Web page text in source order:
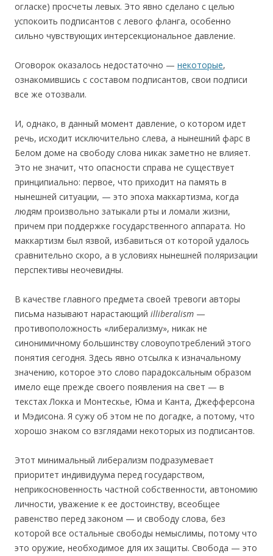
огласке) просчеты левых. Это явно сделано с целью
успокоить подписантов с левого фланга, особенно
сильно чувствующих интерсекциональное давление.
Оговорок оказалось недостаточно — некоторые,
ознакомившись с составом подписантов, свои подписи
все же отозвали.
И, однако, в данный момент давление, о котором идет
речь, исходит исключительно слева, а нынешний фарс в
Белом доме на свободу слова никак заметно не влияет.
Это не значит, что опасности справа не существует
принципиально: первое, что приходит на память в
нынешней ситуации, — это эпоха маккартизма, когда
людям произвольно затыкали рты и ломали жизни,
причем при поддержке государственного аппарата. Но
маккартизм был язвой, избавиться от которой удалось
сравнительно скоро, а в условиях нынешней поляризации
перспективы неочевидны.
В качестве главного предмета своей тревоги авторы
письма называют нарастающий illiberalism —
противоположность «либерализму», никак не
синонимичному большинству словоупотреблений этого
понятия сегодня. Здесь явно отсылка к изначальному
значению, которое это слово парадоксальным образом
имело еще прежде своего появления на свет — в
текстах Локка и Монтескье, Юма и Канта, Джефферсона
и Мэдисона. Я сужу об этом не по догадке, а потому, что
хорошо знаком со взглядами некоторых из подписантов.
Этот минимальный либерализм подразумевает
приоритет индивидуума перед государством,
неприкосновенность частной собственности, автономию
личности, уважение к ее достоинству, всеобщее
равенство перед законом — и свободу слова, без
которой все остальные свободы немыслимы, потому что
это оружие, необходимое для их защиты. Свобода — это